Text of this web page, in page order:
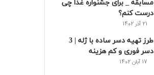
مسابقه _ برای جشنواره غذا چی
درست کنم؟
21 آذر 1402
طرز تهیه دسر ساده با ژله | 3
دسر فوری و کم هزینه
17 آبان 1402